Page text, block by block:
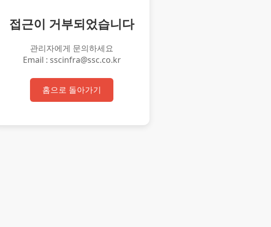
접근이 거부되었습니다
관리자에게 문의하세요
Email : sscinfra@ssc.co.kr
홈으로 돌아가기